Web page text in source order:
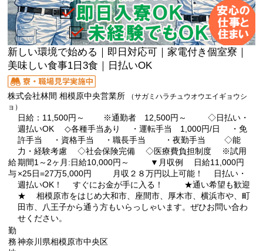
新しい環境で始める｜即日対応可｜家電付き個室寮｜
美味しい食事1日3食｜日払いOK
株式会社林間 相模原中央営業所
（サガミハラチュウオウエイギョウシ
ョ）
給
与
日給：11,500円～ ※通勤者 12,500円～ ◇日払い・
週払いOK ◇各種手当あり ・運転手当 1,000円/日 ・免
許手当 ・資格手当 ・職長手当 ・夜勤手当 ◇能
力・経験考慮 ◇社会保険完備 ◇医療費負担制度 ※試用
期間1～2ヶ月:日給10,000円～ ▼月収例 日給11,000円
×25日=27万5,000円 月収２８万円以上可能！ 日払い・
週払いOK！ すぐにお金が手に入る！ ★通い希望も歓迎
★ 相模原市をはじめ大和市、座間市、厚木市、横浜市や、町
田市、八王子から通う方もいらっしゃいます。ぜひお問い合わ
せください。
勤
務 神奈川県相模原市中央区